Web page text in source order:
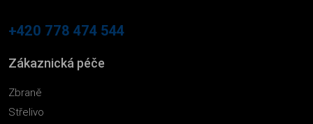
+420 778 474 544
Zákaznická péče
Zbraně
Střelivo